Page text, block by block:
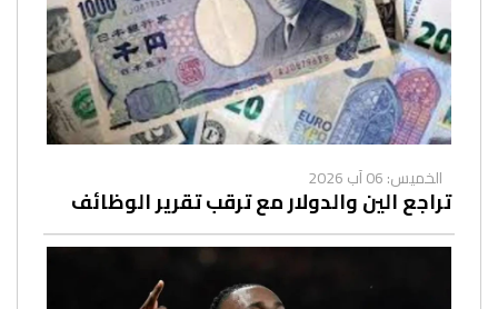
الخميس: 06 آب 2026
تراجع الين والدولار مع ترقب تقرير الوظائف